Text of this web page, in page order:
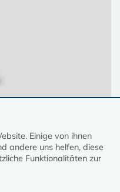
Einige von ihnen
andere uns helfen, diese
Funktionalitäten zur